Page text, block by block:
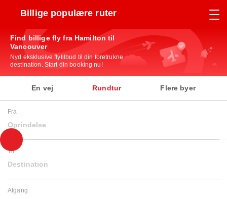
Billige populære ruter
Find billige fly fra Hamilton til
Vancouver
Nyd eksklusive flytilbud til din foretrukne
destination. Start din booking nu!
En vej Rundtur Flere byer
Fra
Oprindelse
Til
Destination
Afgang